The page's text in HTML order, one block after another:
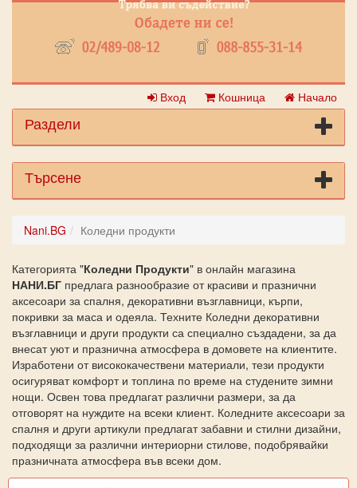
Вход Кошница Начало
Раздели
Търсене
Nani.BG Коледни продукти
Категорията "Коледни Продукти" в онлайн магазина
НАНИ.БГ предлага разнообразие от красиви и празнични
аксесоари за спалня, декоративни възглавници, кърпи,
покривки за маса и одеяла. Техните Коледни декоративни
възглавници и други продукти са специално създадени, за да
внесат уют и празнична атмосфера в домовете на клиентите.
Изработени от висококачествени материали, тези продукти
осигуряват комфорт и топлина по време на студените зимни
нощи. Освен това предлагат различни размери, за да
отговорят на нуждите на всеки клиент. Коледните аксесоари за
спалня и други артикули предлагат забавни и стилни дизайни,
подходящи за различни интериорни стилове, подобрявайки
празничната атмосфера във всеки дом.